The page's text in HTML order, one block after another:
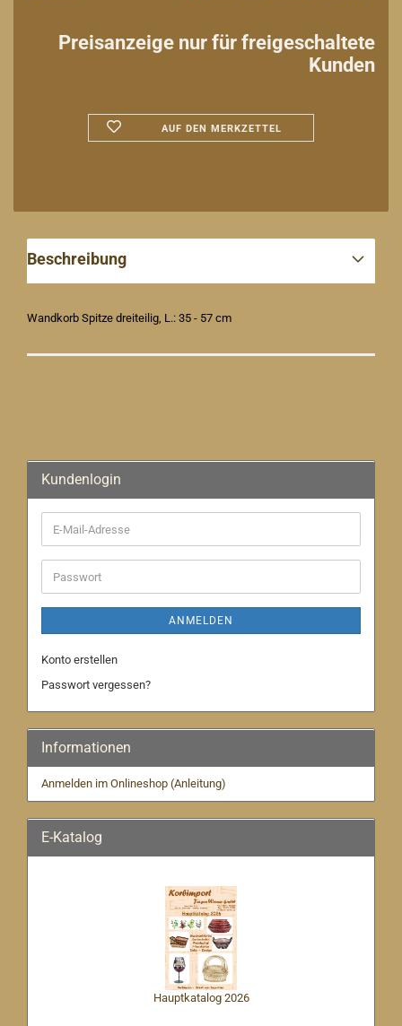
Preisanzeige nur für freigeschaltete
Kunden
AUF DEN MERKZETTEL
Beschreibung
Wandkorb Spitze dreiteilig, L.: 35 - 57 cm
Kundenlogin
E-
Mail-
Adresse
Passwort
ANMELDEN
Konto erstellen
Passwort vergessen?
Informationen
Anmelden im Onlineshop (Anleitung)
E-Katalog
Hauptkatalog 2026